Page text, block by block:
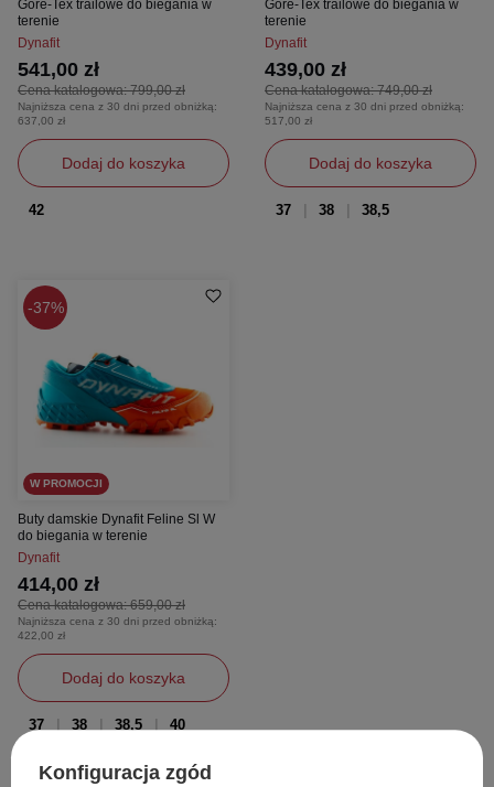
Gore-Tex trailowe do biegania w
terenie
Dynafit
Cena katalogowa:799,00 zł
541,00 zł
Najniższa cena z 30 dni przed obniżką:
637,00 zł
Dodaj do koszyka
42
Gore-Tex trailowe do biegania w
terenie
Dynafit
Cena katalogowa:749,00 zł
439,00 zł
Najniższa cena z 30 dni przed obniżką:
517,00 zł
Dodaj do koszyka
37 38 38,5
37%
W PROMOCJI
Buty damskie Dynafit Feline Sl W
do biegania w terenie
Dynafit
Cena katalogowa:659,00 zł
414,00 zł
Najniższa cena z 30 dni przed obniżką:
422,00 zł
Dodaj do koszyka
37 38 38,5 40
Konfiguracja zgód